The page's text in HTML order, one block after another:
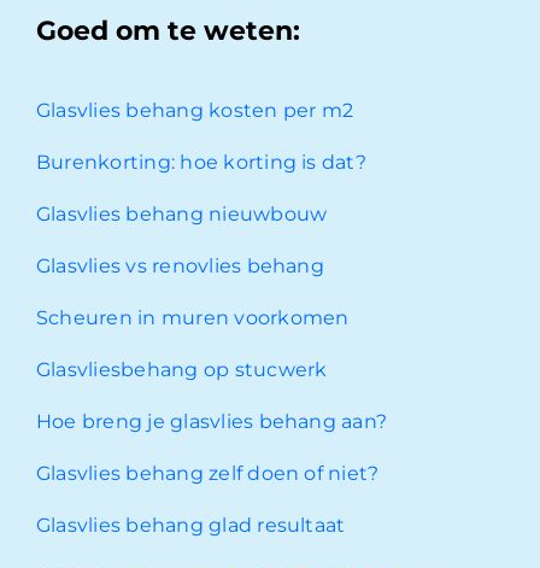
Goed om te weten:
Glasvlies behang kosten per m2
Burenkorting: hoe korting is dat?
Glasvlies behang nieuwbouw
Glasvlies vs renovlies behang
Scheuren in muren voorkomen
Glasvliesbehang op stucwerk
Hoe breng je glasvlies behang aan?
Glasvlies behang zelf doen of niet?
Glasvlies behang glad resultaat